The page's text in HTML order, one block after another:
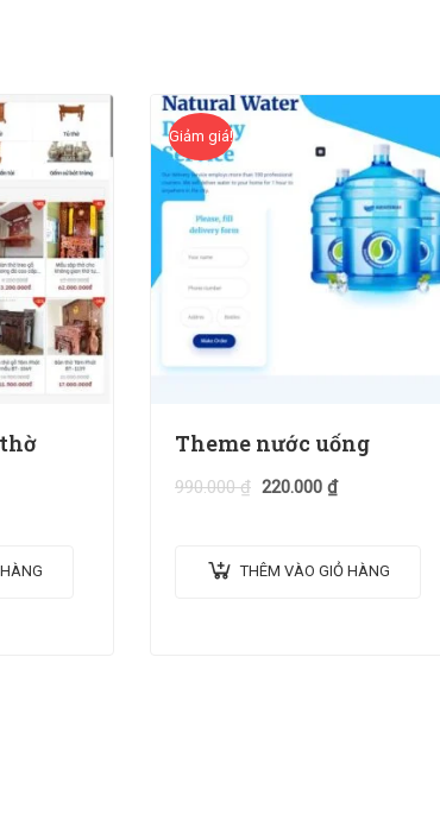
Giảm giá!
Theme nước uống
990.000₫ 220.000 ₫
THÊM VÀO GIỎ HÀNG